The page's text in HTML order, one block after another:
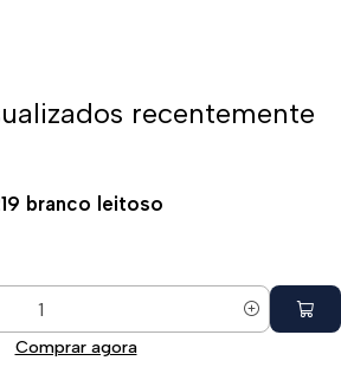
recentemente
branco leitoso
Comprar agora